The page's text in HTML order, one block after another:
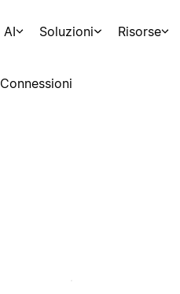
AI Soluzioni Risorse
Connessioni